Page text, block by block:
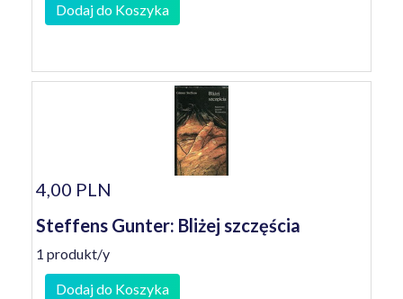
Dodaj do Koszyka
4,00 PLN
Steffens Gunter: Bliżej szczęścia
1 produkt/y
Dodaj do Koszyka